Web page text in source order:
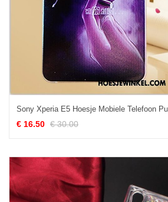
€ 16.50 € 30.00